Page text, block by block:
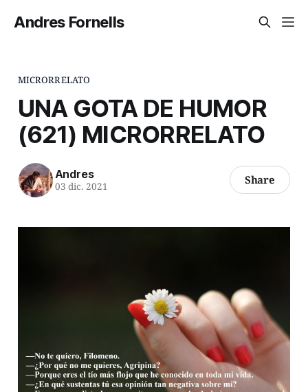
Andres Fornells
MICRORRELATO
UNA GOTA DE HUMOR
(621) MICRORRELATO
Andres
03 dic. 2021 Share